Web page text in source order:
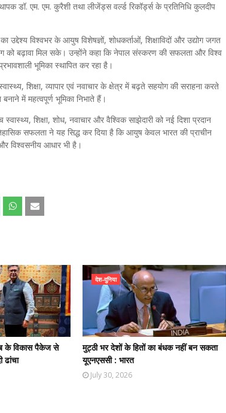
डॉ. एम. एम. कुरैशी तथा लीजेंड्स वर्ल्ड रिकॉर्ड्स के प्रतिनिधि कुलदीप
विश्वभर के आयुष विशेषज्ञों, शोधकर्ताओं, शिक्षाविदों और उद्योग जगत
को बढ़ावा मिल सके। उन्होंने कहा कि नेपाल संस्करण की सफलता और विश्व
भूमिका स्थापित कर रहा है।
शिक्षा, व्यापार एवं नवाचार के क्षेत्र में बढ़ते सहयोग की सराहना करते
में महत्वपूर्ण भूमिका निभाते हैं।
शिक्षा, शोध, नवाचार और वैश्विक साझेदारी को नई दिशा प्रदान
सफलता ने यह सिद्ध कर दिया है कि आयुष केवल भारत की प्राचीन
विश्वसनीय आधार भी है।
के विकास पैकेज से
ढांचा
देश-दुनिया
मुट्ठी भर देशों के हितों का बंधक नहीं बन सकता
यूएनएससी : भारत
July 30, 2026